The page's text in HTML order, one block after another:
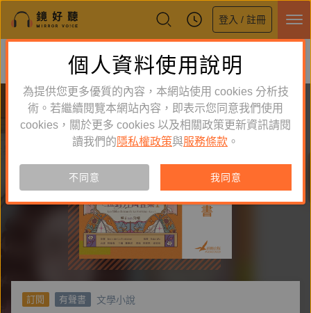
登入 / 註冊
鏡好聽全新APP上線
體驗全面升級，即刻下載
訂閱 有聲書 文學小說
個人資料使用說明
為提供您更多優質的內容，本網站使用 cookies 分析技
術。若繼續閱覽本網站內容，即表示您同意我們使用
cookies，關於更多 cookies 以及相關政策更新資訊請閱
讀我們的 隱私權政策與服務條款 。
不同意 我同意